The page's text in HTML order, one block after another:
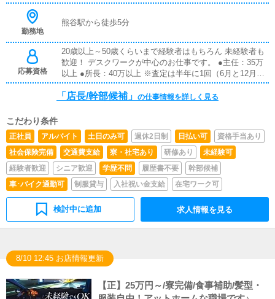
勤務地
熊谷駅から徒歩5分
応募資格
20歳以上～50歳くらいまで経験者はもちろん 未経験者も
歓迎！ デスクワークが中心のお仕事です。 ●主任：35万
以上 ●所長：40万以上 ※査定は半年に1回（6月と12月）
※業績連動の賞与あり ・管理職経験 ・営業・販売職経験
・広告代理店経験 ・Web制作会社経験 特に上記の経歴を
「店長/幹部候補」 の仕事情報を詳しく見る
こだわり条件
正社員 アルバイト 土日のみ可 週休2日制 日払い可
資格手当あり
社会保険完備
交通費支給 寮・社宅あり 研修あり
未経験可
経験者歓迎
シニア歓迎 学歴不問 履歴書不要
幹部候補
車･バイク通勤可
制服貸与 入社祝い金支給 在宅ワーク可
検討中に追加 求人情報を見る
8/10 12:45 お店情報更新
【正】25万円～/寮完備/食事補助/髪型・